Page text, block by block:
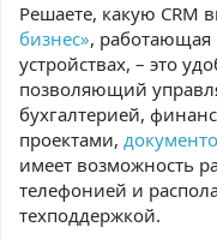
Решаете, какую CRM
бизнес»,
устройствах, – это
позволяющий
бухгалтерией,
проектами,
имеет возможность
телефонией и
техподдержкой.